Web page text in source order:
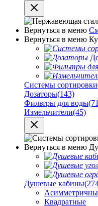
Вернуться в меню
Вернуться в меню
Системы сортировки
Дозаторы(143)
Фильтры для воды
Измельчители(45)
Вернуться в меню
Душевые кабины
Квадратные